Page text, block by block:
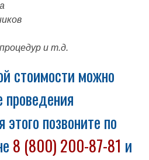
и т.д.
стоимости можно
проведения
позвоните по
8 (800) 200-87-81 и